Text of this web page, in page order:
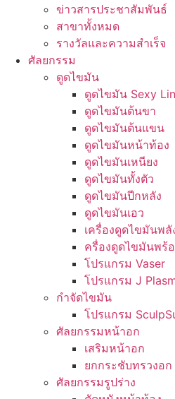
ข่าวสารประชาสัมพันธ์
สาขาทั้งหมด
รางวัลและความสำเร็จ
ศัลยกรรม
ดูดไขมัน
ดูดไขมัน Sexy
ดูดไขมันต้นขา
ดูดไขมันต้นแขน
ดูดไขมันหน้าท้อง
ดูดไขมันเหนียง
ดูดไขมันทั้งตัว
ดูดไขมันปีกหลัง
ดูดไขมันเอว
เครื่องดูดไขมันพ
ครื่องดูดไขมันพร้
โปรแกรม Vaser
โปรแกรม J
กำจัดไขมัน
โปรแกรม
ศัลยกรรมหน้าอก
เสริมหน้าอก
ยกกระชับทรวงอก
ศัลยกรรมรูปร่าง